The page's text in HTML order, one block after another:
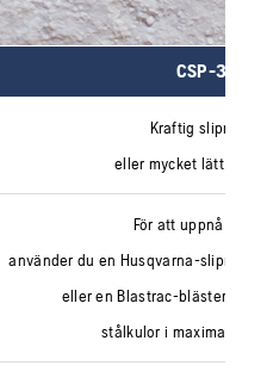
CSP-3
Kraftig slipning
eller mycket lätt
För att uppnå CSP-3
använder du en Husqvarna-
eller en Blastrac-
stålkulor i maximal